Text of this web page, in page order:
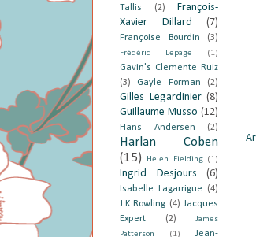
Tallis
(2)
François-
Xavier Dillard
(7)
Françoise Bourdin (3)
Frédéric Lepage (1)
Gavin's Clemente Ruiz
(3)
Gayle Forman (2)
Gilles Legardinier (8)
Guillaume Musso (12)
Hans Andersen (2)
Harlan Coben
(15)
Helen Fielding (1)
Ingrid Desjours (6)
Isabelle Lagarrigue
(4)
J.K Rowling (4) Jacques
Expert
(2)
James
Patterson
(1) Jean-